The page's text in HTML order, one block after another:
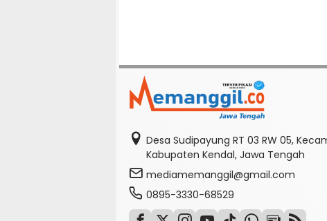
Desa Sudipayung RT 03 RW 05,
Kabupaten Kendal, Jawa Tengah
mediamemanggil@gmail.com
0895-3330-68529